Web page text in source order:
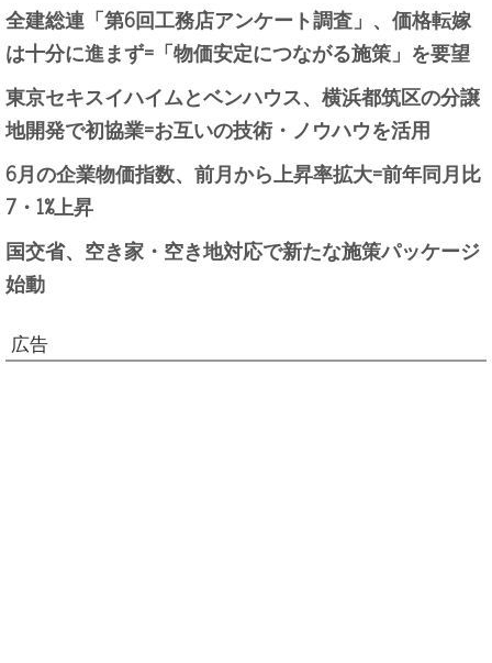
全建総連「第6回工務店アンケート調査」、価格転嫁
は十分に進まず=「物価安定につながる施策」を要望
東京セキスイハイムとベンハウス、横浜都筑区の分譲
地開発で初協業=お互いの技術・ノウハウを活用
6月の企業物価指数、前月から上昇率拡大=前年同月比
7・1%上昇
国交省、空き家・空き地対応で新たな施策パッケージ
始動
広告